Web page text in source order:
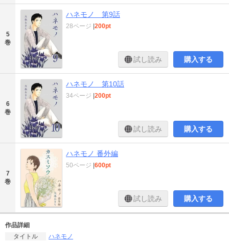
5
巻
ハネモノ 第9話
28ページ 200pt
試し読み 購入する
6
巻
ハネモノ 第10話
34ページ 200pt
試し読み 購入する
7
巻
ハネモノ 番外編
50ページ 600pt
試し読み 購入する
作品詳細
タイトル
ハネモノ